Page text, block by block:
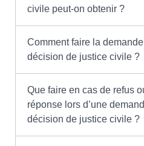
civile peut-on obtenir ?
Comment faire la
décision de justice civile ?
Que faire en cas de refus
réponse lors d’une
décision de justice civile ?